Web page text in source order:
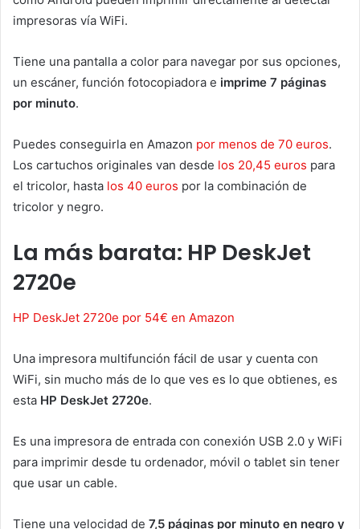
impresoras vía WiFi.
Tiene una pantalla a color para navegar por sus opciones,
un escáner, función fotocopiadora e imprime 7 páginas
por minuto.
Puedes conseguirla en Amazon por menos de 70 euros.
Los cartuchos originales van desde los 20,45 euros para
el tricolor, hasta los 40 euros por la combinación de
tricolor y negro.
La más barata: HP DeskJet
2720e
HP DeskJet 2720e por 54€ en Amazon
Una impresora multifunción fácil de usar y cuenta con
WiFi, sin mucho más de lo que ves es lo que obtienes, es
esta HP DeskJet 2720e.
Es una impresora de entrada con conexión USB 2.0 y WiFi
para imprimir desde tu ordenador, móvil o tablet sin tener
que usar un cable.
Tiene una velocidad de 7,5 páginas por minuto en negro y